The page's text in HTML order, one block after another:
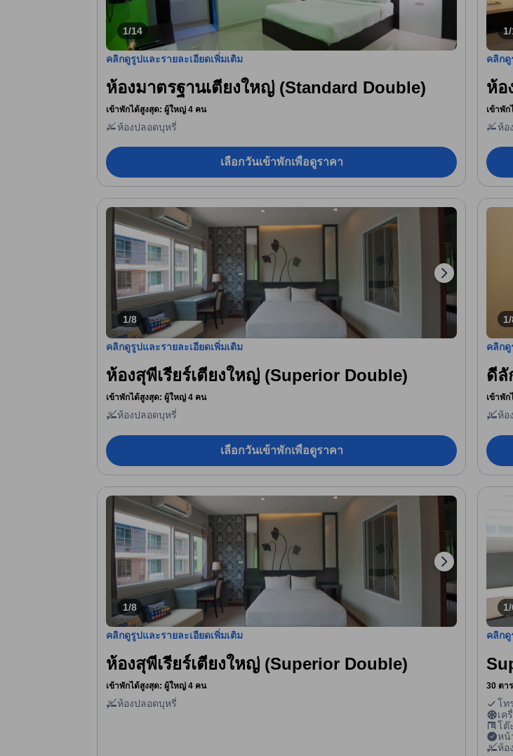
1/14
คลิกดูรูปและรายละเอียดเพิ่มเติม
ห้องมาตรฐานเตียงใหญ่ (Standard Double)
เข้าพักได้สูงสุด: ผู้ใหญ่ 4 คน
ห้องปลอดบุหรี่
เลือกวันเข้าพักเพื่อดูราคา
คลิกดู
ห้อ
เข้าพั
ห้อ
1/8
คลิกดูรูปและรายละเอียดเพิ่มเติม
ห้องสุพีเรียร์เตียงใหญ่ (Superior Double)
เข้าพักได้สูงสุด: ผู้ใหญ่ 4 คน
ห้องปลอดบุหรี่
เลือกวันเข้าพักเพื่อดูราคา
คลิกดู
ดีลั
เข้าพั
ห้อ
1/8
คลิกดูรูปและรายละเอียดเพิ่มเติม
ห้องสุพีเรียร์เตียงใหญ่ (Superior Double)
เข้าพักได้สูงสุด: ผู้ใหญ่ 4 คน
ห้องปลอดบุหรี่
คลิกดู
30 ตา
โท
เค
โต๊
หน้
ห้อ